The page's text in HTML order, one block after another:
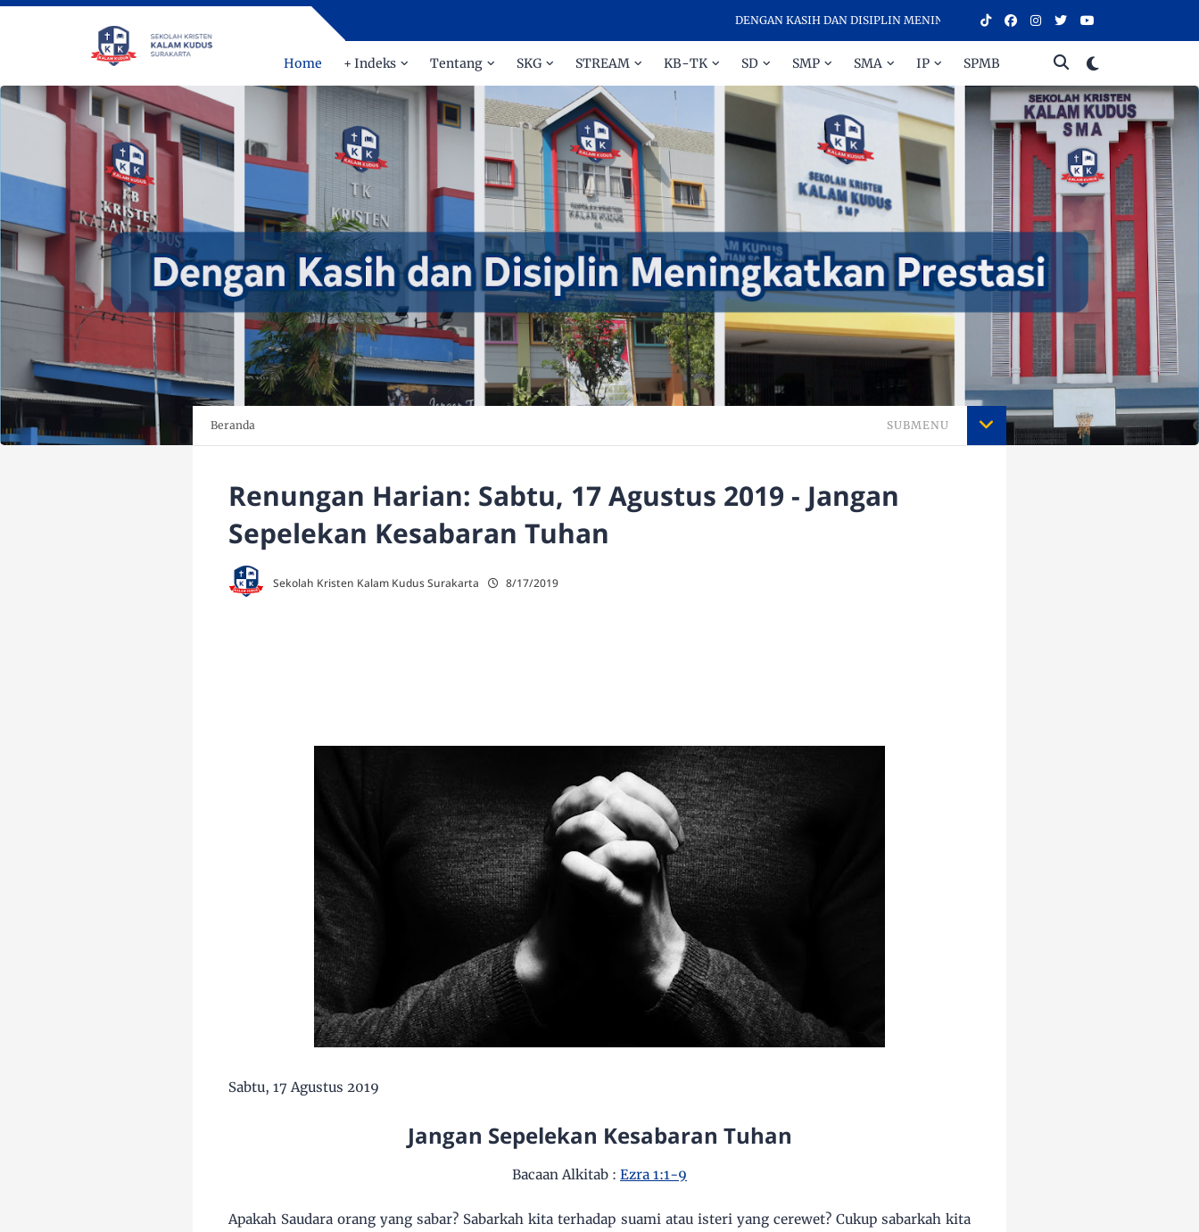
DENGAN KASIH DAN DISIPLIN MENINGKATKAN PRESTASI - SELAMAT DATANG DI
Home + Indeks Tentang SKG STREAM KB-TK SD SMP SMA IP SPMB
Beranda SUBMENU
Renungan Harian: Sabtu, 17 Agustus 2019 - Jangan
Sepelekan Kesabaran Tuhan
Sekolah Kristen Kalam Kudus Surakarta 8/17/2019
Sabtu, 17 Agustus 2019
Jangan Sepelekan Kesabaran Tuhan
Bacaan Alkitab : Ezra 1:1-9
Apakah Saudara orang yang sabar? Sabarkah kita terhadap suami atau isteri yang cerewet? Cukup sabarkah kita